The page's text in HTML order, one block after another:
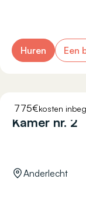
Huren Een
775€kosten
HELLEBAUT 3
Kamer nr. 2
Anderlecht